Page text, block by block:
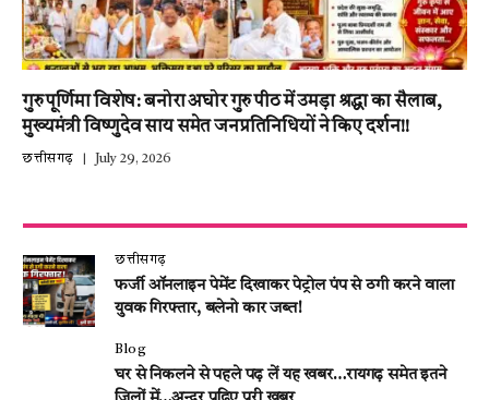
गुरु पूर्णिमा विशेष: बनोरा अघोर गुरु पीठ में उमड़ा श्रद्धा का सैलाब,
मुख्यमंत्री विष्णुदेव साय समेत जनप्रतिनिधियों ने किए दर्शन!!
छत्तीसगढ़ July 29, 2026
छत्तीसगढ़
फर्जी ऑनलाइन पेमेंट दिखाकर पेट्रोल पंप से ठगी करने वाला
युवक गिरफ्तार, बलेनो कार जब्त!
Blog
घर से निकलने से पहले पढ़ लें यह खबर…रायगढ़ समेत इतने